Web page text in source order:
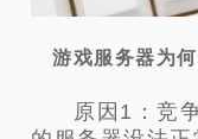
游戏服务器为
原因1：竞